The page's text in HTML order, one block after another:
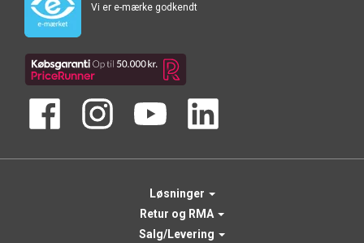
Vi er e-mærke godkendt
Løsninger
Retur og RMA
Salg/Levering